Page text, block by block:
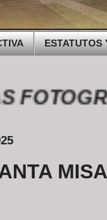
ESTATUTOS